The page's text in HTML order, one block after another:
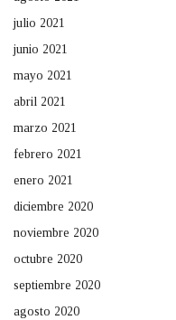
julio 2021
junio 2021
mayo 2021
abril 2021
marzo 2021
febrero 2021
enero 2021
diciembre 2020
noviembre 2020
octubre 2020
septiembre 2020
agosto 2020